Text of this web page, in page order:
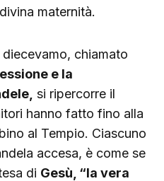
maternità.
chiamato
e la
si ripercorre il
hanno fatto fino alla
al Tempio. Ciascuno
accesa, è come se
di Gesù, “la vera